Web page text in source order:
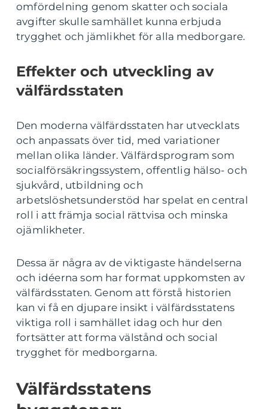
omfördelning genom skatter och sociala
avgifter skulle samhället kunna erbjuda
trygghet och jämlikhet för alla medborgare.
Effekter och utveckling av
välfärdsstaten
Den moderna välfärdsstaten har utvecklats
och anpassats över tid, med variationer
mellan olika länder. Välfärdsprogram som
socialförsäkringssystem, offentlig hälso- och
sjukvård, utbildning och
arbetslöshetsunderstöd har spelat en central
roll i att främja social rättvisa och minska
ojämlikheter.
Dessa är några av de viktigaste händelserna
och idéerna som har format uppkomsten av
välfärdsstaten. Genom att förstå historien
kan vi få en djupare insikt i välfärdsstatens
viktiga roll i samhället idag och hur den
fortsätter att forma välstånd och social
trygghet för medborgarna.
Välfärdsstatens